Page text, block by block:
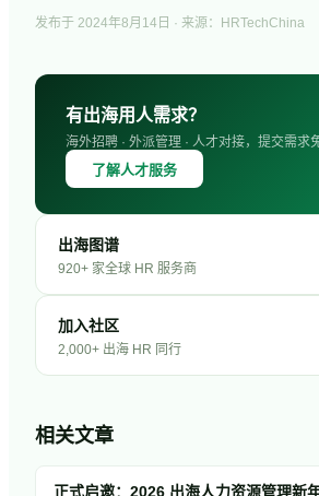
发布于 2024年8月14日 · 来源：HRTechChina
有出海用人需求？
海外招聘 · 外派管理 · 人才对接，提交需求
了解人才服务
出海图谱
920+ 家全球 HR 服务商
加入社区
2,000+ 出海 HR 同行
相关文章